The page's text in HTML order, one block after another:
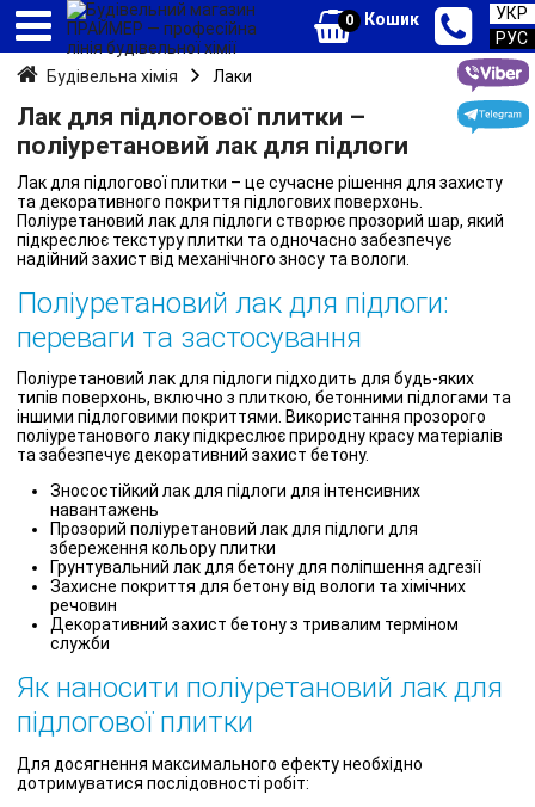
0 Кошик
УКР
РУС
Будівельна хімія
Лаки
Лак для підлогової плитки –
поліуретановий лак для підлоги
Лак для підлогової плитки – це сучасне рішення для захисту
та декоративного покриття підлогових поверхонь.
Поліуретановий лак для підлоги створює прозорий шар, який
підкреслює текстуру плитки та одночасно забезпечує
надійний захист від механічного зносу та вологи.
Поліуретановий лак для підлоги:
переваги та застосування
Поліуретановий лак для підлоги підходить для будь-яких
типів поверхонь, включно з плиткою, бетонними підлогами та
іншими підлоговими покриттями. Використання прозорого
поліуретанового лаку підкреслює природну красу матеріалів
та забезпечує декоративний захист бетону.
Зносостійкий лак для підлоги для інтенсивних
навантажень
Прозорий поліуретановий лак для підлоги для
збереження кольору плитки
Грунтувальний лак для бетону для поліпшення адгезії
Захисне покриття для бетону від вологи та хімічних
речовин
Декоративний захист бетону з тривалим терміном
служби
Як наносити поліуретановий лак для
підлогової плитки
Для досягнення максимального ефекту необхідно
дотримуватися послідовності робіт: